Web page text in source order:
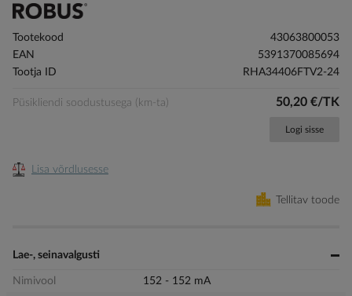
of
images
gallery
Tootekood
43063800053
EAN
5391370085694
Tootja ID
RHA34406FTV2-24
Püsikliendi soodustusega (km-ta) 50,20 €/TK
Logi sisse
Lisa võrdlusesse
Tellitav toode
Lae-, seinavalgusti
Nimivool
152 - 152 mA